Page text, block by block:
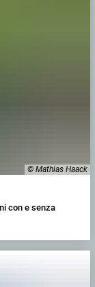
© Mathias Haack
con e senza